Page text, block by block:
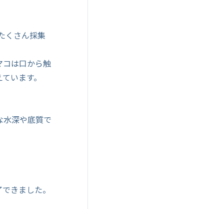
くさん採集
は口から触
います。
深や底質で
きました。